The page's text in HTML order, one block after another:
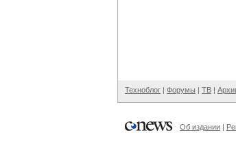
Техноблог | Форумы | ТВ |
Об издании |